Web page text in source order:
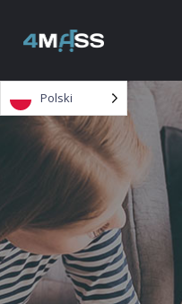
Polski